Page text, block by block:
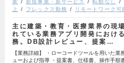
業
新規事業・新サービス 転勤なし
上
フレックス勤務 リモートワーク可
主に建築・教育・医療業界の現
れている業務アプリ開発におけ
務。DB設計レビュー、提案…
【業務詳細】 ・ローコードツールを用いた
ューおよび指導 ・提案書、仕様書、操作手順